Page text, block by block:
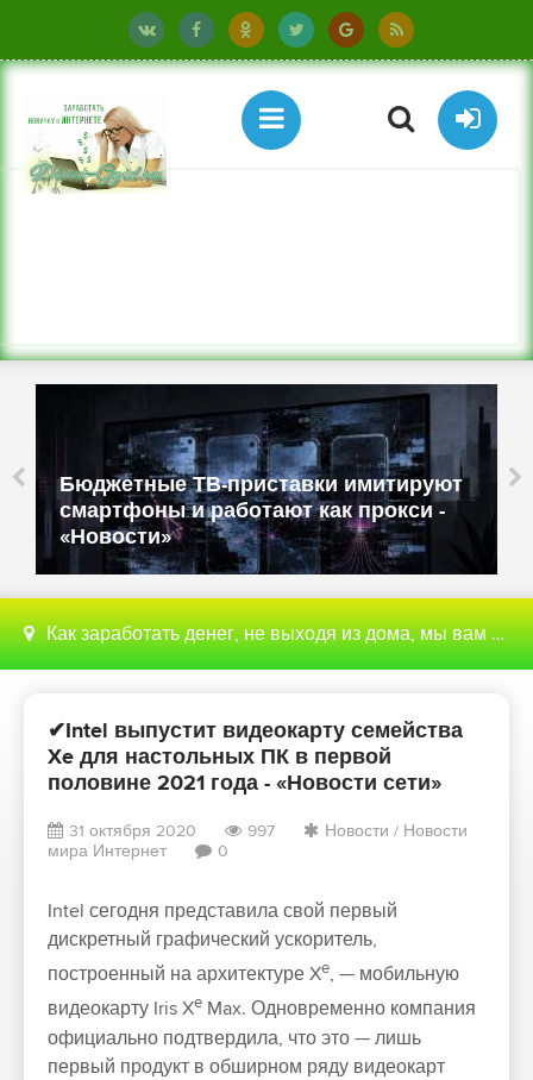
Бюджетные ТВ-приставки имитируют
смартфоны и работают как прокси -
«Новости»
Как заработать денег, не выходя из дома, мы вам поможем с этим разобраться
✔Intel выпустит видеокарту семейства
Xe для настольных ПК в первой
половине 2021 года - «Новости сети»
31 октября 2020 997 Новости / Новости
мира Интернет
0
Intel сегодня представила свой первый
дискретный графический ускоритель,
построенный на архитектуре Xe, — мобильную
видеокарту Iris Xe Max. Одновременно компания
официально подтвердила, что это — лишь
первый продукт в обширном ряду видеокарт